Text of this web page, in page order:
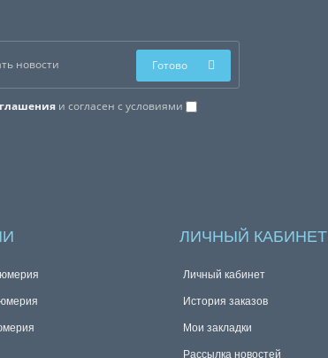
и согласен с условиями
Готово
ЛИЧНЫЙ КАБИНЕТ
Личный кабинет
История заказов
Мои закладки
Рассылка новостей